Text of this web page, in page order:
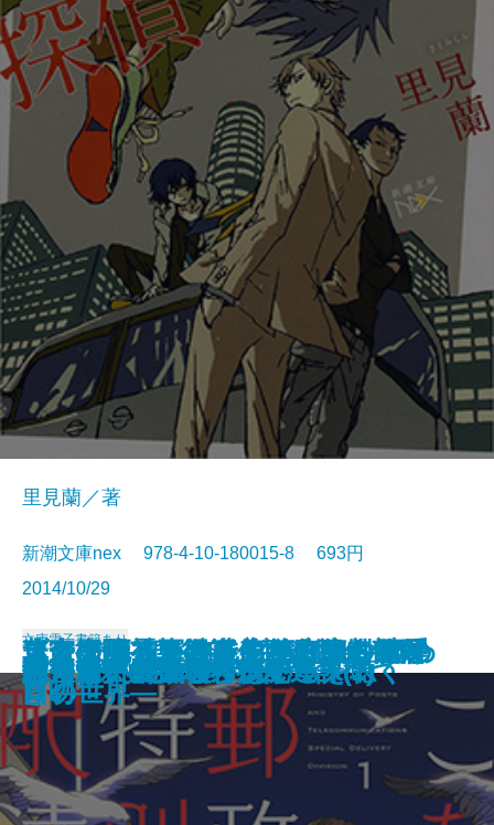
謎好き乙女と奪われた青春
ロシア幽霊軍艦事件―名探偵 御手
洗潔―
御手洗潔と進々堂珈琲
坂東蛍子、屋上にて仇敵を待つ
僕僕先生 零
ここで死神から残念なお知らせで
す。
ひとつ火の粉の雪の中
未来探偵アドのネジれた事件簿―
タイムパラドクスイリ―
ブタカン！～池谷美咲の演劇部日
誌～
大神兄弟探偵社
里見蘭／著
新潮文庫nex 978-4-10-180015-8 693円
2014/10/29
文庫電子書籍あり
こちら、郵政省特別配達課(1)
こちら、郵政省特別配達課(2)
迷宮庭園―華術師 宮籠彩人の謎解
き―
天久鷹央の推理カルテ
絶望系
消えない夏に僕らはいる
スキュラ＆カリュブディス―死の
口吻―
バリ3探偵 圏内ちゃん
知らない映画のサントラを聴く
革命のリベリオン―第I部 いつわ
りの世界―